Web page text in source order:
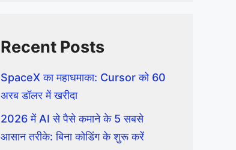
Recent Posts
SpaceX का महाधमाका: Cursor को 60
अरब डॉलर में खरीदा
2026 में AI से पैसे कमाने के 5 सबसे
आसान तरीके: बिना कोडिंग के शुरू करें